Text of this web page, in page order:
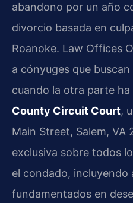
abandono por un año
divorcio basada en
Roanoke. Law Offices
a cónyuges que
cuando la otra parte ha
County Circuit Court,
Main Street, Salem, VA
exclusiva sobre todos
el condado, incluyendo
fundamentados en